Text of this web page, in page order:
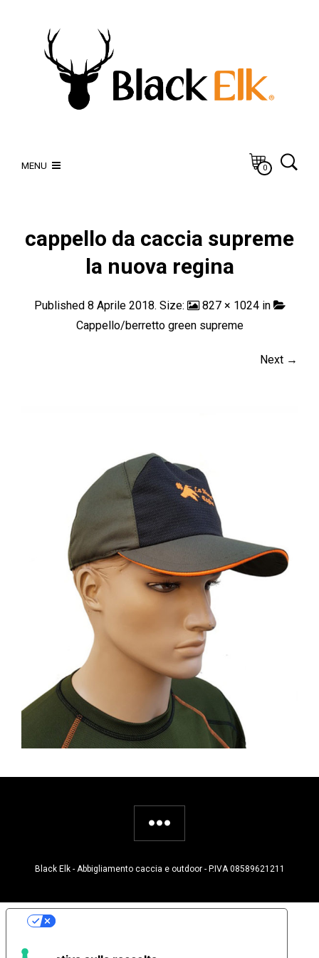
MENU 0
cappello da caccia supreme
la nuova regina
Published 8 Aprile 2018. Size: 827 × 1024in
Cappello/berretto green supreme
Next →
Black Elk - Abbigliamento caccia e outdoor - P.IVA 08589621211
Le tue preferenze relative alla privacy